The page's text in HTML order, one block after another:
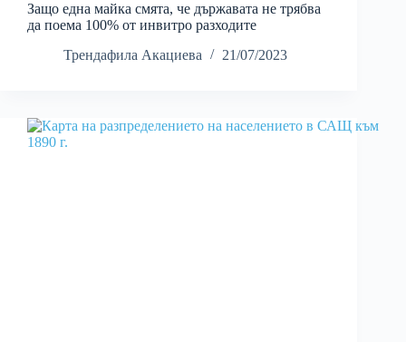
Защо една майка смята, че държавата не трябва
да поема 100% от инвитро разходите
Трендафила Акациева
21/07/2023